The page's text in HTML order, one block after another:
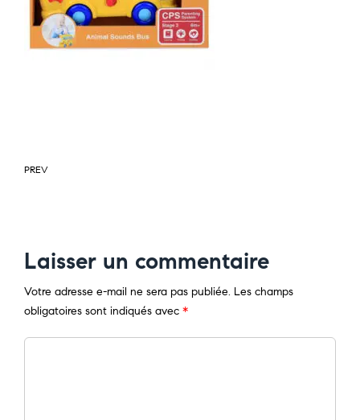
PREV
Laisser un commentaire
Votre adresse e-mail ne sera pas publiée. Les champs
obligatoires sont indiqués avec *